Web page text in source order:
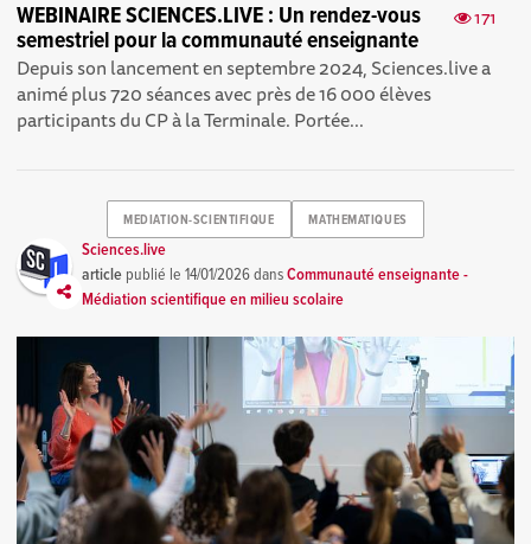
171
WEBINAIRE SCIENCES.LIVE : Un rendez-vous
semestriel pour la communauté enseignante
Depuis son lancement en septembre 2024, Sciences.live a
animé plus 720 séances avec près de 16 000 élèves
participants du CP à la Terminale. Portée...
MEDIATION-SCIENTIFIQUE MATHEMATIQUES
Sciences.live
article publié le14/01/2026dansCommunauté enseignante -
Médiation scientifique en milieu scolaire